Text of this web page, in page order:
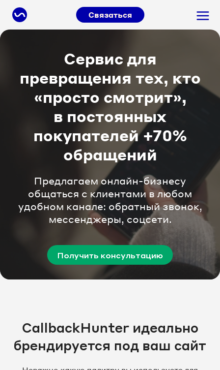
Связаться
Сервис для
превращения тех, кто
«просто смотрит»,
в постоянных
покупателей +70%
обращений
Предлагаем онлайн-бизнесу
общаться с клиентами в любом
удобном канале: обратный звонок,
мессенджеры, соцсети.
Получить консультацию
CallbackHunter идеально
брендируется под ваш сайт